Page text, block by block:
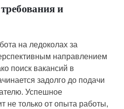
и
на ледоколах за
направлением
поиск вакансий в
задолго до подачи
Успешное
не только от опыта работы,